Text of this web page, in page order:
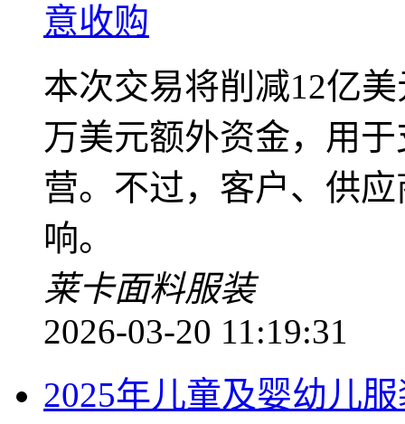
意收购
本次交易将削减12亿
万美元额外资金，用
营。不过，客户、供
响。
莱卡面料服装
2026-03-20 11:19:31
2025年儿童及婴幼儿